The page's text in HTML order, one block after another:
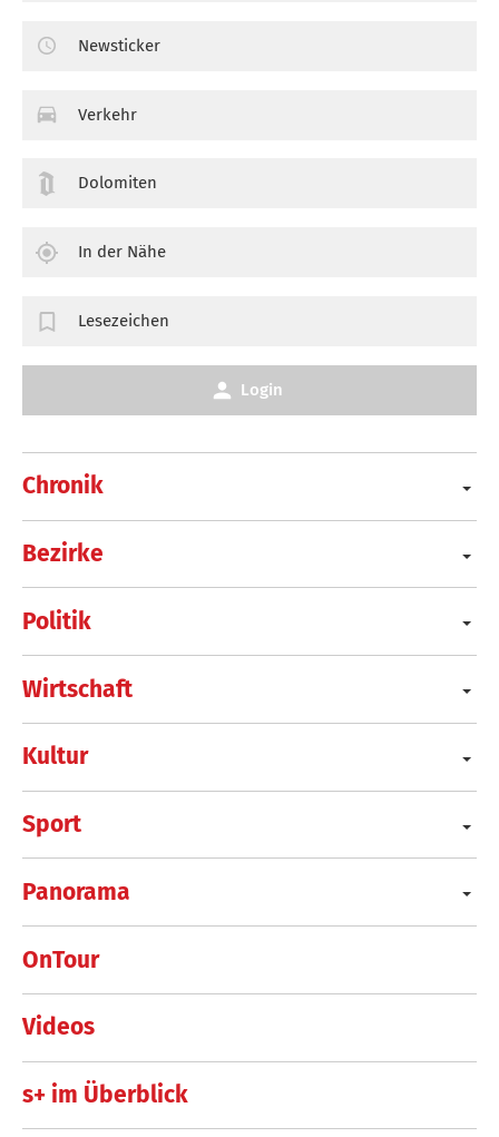
Chronik
Bezirke
Politik
Wirtschaft
Kultur
Sport
Panorama
OnTour
Videos
s+ im Überblick
Newsticker
Verkehr
Dolomiten
In der Nähe
Lesezeichen
Login